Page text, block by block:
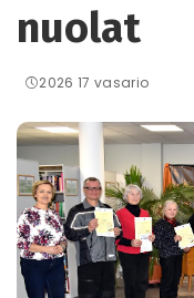
nuolat
2026 17 vasario